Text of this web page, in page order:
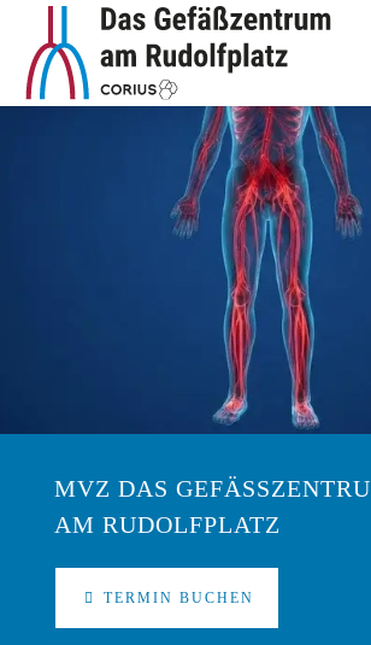
MVZ DAS GEFÄSSZENTRUM
AM RUDOLFPLATZ
TERMIN BUCHEN